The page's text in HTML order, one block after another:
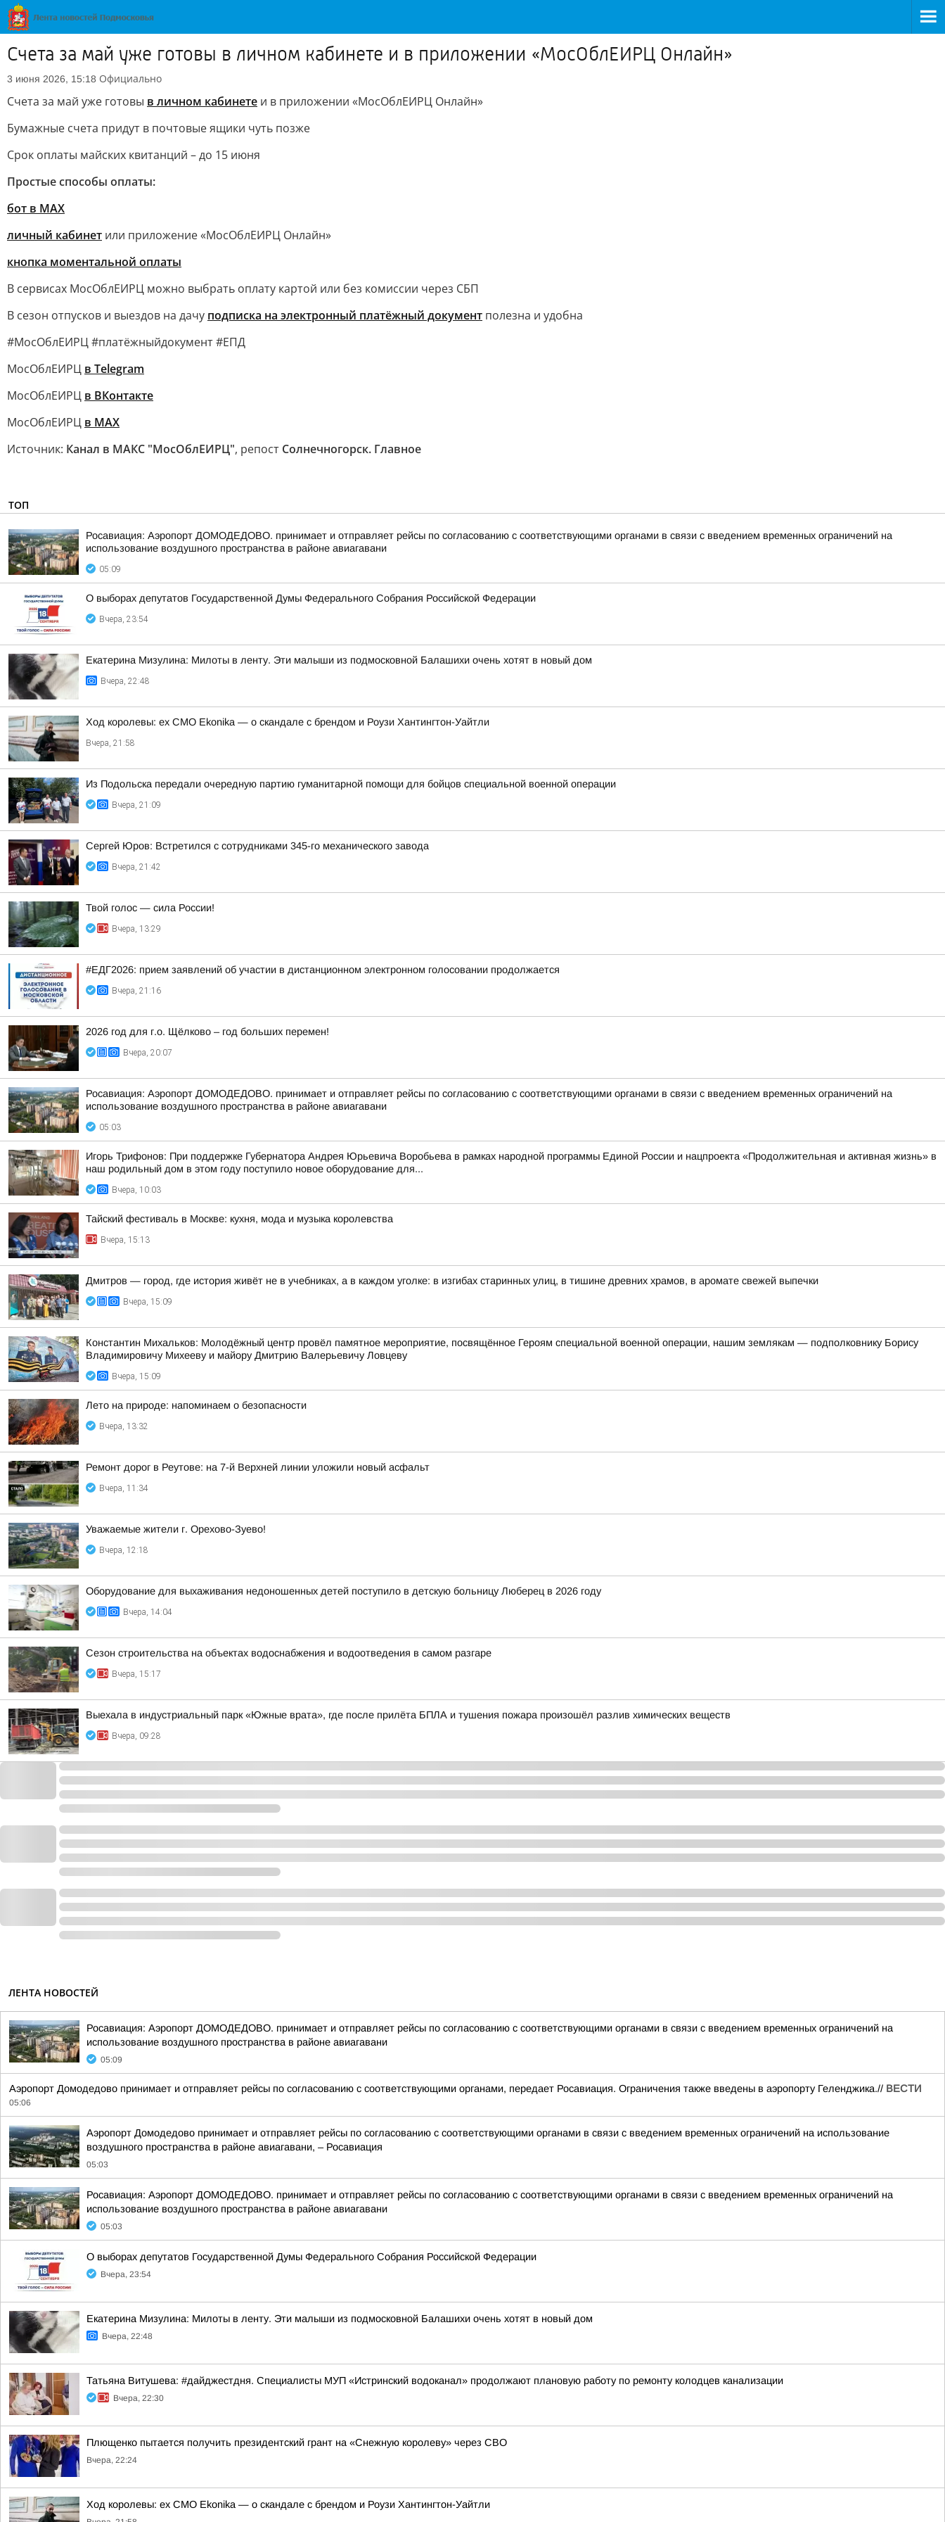
Счета за май уже готовы в личном кабинете и в приложении «МосОблЕИРЦ Онлайн»
3 июня 2026, 15:18 Официально
Счета за май уже готовы в личном кабинете и в приложении «МосОблЕИРЦ Онлайн»
Бумажные счета придут в почтовые ящики чуть позже
Срок оплаты майских квитанций – до 15 июня
Простые способы оплаты:
бот в МАХ
личный кабинет или приложение «МосОблЕИРЦ Онлайн»
кнопка моментальной оплаты
В сервисах МосОблЕИРЦ можно выбрать оплату картой или без комиссии через СБП
В сезон отпусков и выездов на дачу подписка на электронный платёжный документ полезна и удобна
#МосОблЕИРЦ #платёжныйдокумент #ЕПД
МосОблЕИРЦ в Telegram
МосОблЕИРЦ в ВКонтакте
МосОблЕИРЦ в МАХ
Источник: Канал в МАКС "МосОблЕИРЦ", репост Солнечногорск. Главное
ТОП
Росавиация: Аэропорт ДОМОДЕДОВО. принимает и отправляет рейсы по согласованию с соответствующими органами в связи с введением временных ограничений на
использование воздушного пространства в районе авиагавани
05:09
О выборах депутатов Государственной Думы Федерального Собрания Российской Федерации
Вчера, 23:54
Екатерина Мизулина: Милоты в ленту. Эти малыши из подмосковной Балашихи очень хотят в новый дом
Вчера, 22:48
Ход королевы: ex CMO Ekonika — о скандале с брендом и Роузи Хантингтон-Уайтли
Вчера, 21:58
Из Подольска передали очередную партию гуманитарной помощи для бойцов специальной военной операции
Вчера, 21:09
Сергей Юров: Встретился с сотрудниками 345-го механического завода
Вчера, 21:42
Твой голос — сила России!
Вчера, 13:29
#ЕДГ2026: прием заявлений об участии в дистанционном электронном голосовании продолжается
Вчера, 21:16
2026 год для г.о. Щёлково – год больших перемен!
Вчера, 20:07
Росавиация: Аэропорт ДОМОДЕДОВО. принимает и отправляет рейсы по согласованию с соответствующими органами в связи с введением временных ограничений на
использование воздушного пространства в районе авиагавани
05:03
Игорь Трифонов: При поддержке Губернатора Андрея Юрьевича Воробьева в рамках народной программы Единой России и нацпроекта «Продолжительная и активная жизнь» в
наш родильный дом в этом году поступило новое оборудование для...
Вчера, 10:03
Тайский фестиваль в Москве: кухня, мода и музыка королевства
Вчера, 15:13
Дмитров — город, где история живёт не в учебниках, а в каждом уголке: в изгибах старинных улиц, в тишине древних храмов, в аромате свежей выпечки
Вчера, 15:09
Константин Михальков: Молодёжный центр провёл памятное мероприятие, посвящённое Героям специальной военной операции, нашим землякам — подполковнику Борису
Владимировичу Михееву и майору Дмитрию Валерьевичу Ловцеву
Вчера, 15:09
Лето на природе: напоминаем о безопасности
Вчера, 13:32
Ремонт дорог в Реутове: на 7-й Верхней линии уложили новый асфальт
Вчера, 11:34
Уважаемые жители г. Орехово-Зуево!
Вчера, 12:18
Оборудование для выхаживания недоношенных детей поступило в детскую больницу Люберец в 2026 году
Вчера, 14:04
Сезон строительства на объектах водоснабжения и водоотведения в самом разгаре
Вчера, 15:17
Выехала в индустриальный парк «Южные врата», где после прилёта БПЛА и тушения пожара произошёл разлив химических веществ
Вчера, 09:28
ЛЕНТА НОВОСТЕЙ
Росавиация: Аэропорт ДОМОДЕДОВО. принимает и отправляет рейсы по согласованию с соответствующими органами в связи с введением временных ограничений на
использование воздушного пространства в районе авиагавани
05:09
Аэропорт Домодедово принимает и отправляет рейсы по согласованию с соответствующими органами, передает Росавиация. Ограничения также введены в аэропорту Геленджика.// ВЕСТИ
05:06
Аэропорт Домодедово принимает и отправляет рейсы по согласованию с соответствующими органами в связи с введением временных ограничений на использование
воздушного пространства в районе авиагавани, – Росавиация
05:03
Росавиация: Аэропорт ДОМОДЕДОВО. принимает и отправляет рейсы по согласованию с соответствующими органами в связи с введением временных ограничений на
использование воздушного пространства в районе авиагавани
05:03
О выборах депутатов Государственной Думы Федерального Собрания Российской Федерации
Вчера, 23:54
Екатерина Мизулина: Милоты в ленту. Эти малыши из подмосковной Балашихи очень хотят в новый дом
Вчера, 22:48
Татьяна Витушева: #дайджестдня. Специалисты МУП «Истринский водоканал» продолжают плановую работу по ремонту колодцев канализации
Вчера, 22:30
Плющенко пытается получить президентский грант на «Снежную королеву» через СВО
Вчера, 22:24
Ход королевы: ex CMO Ekonika — о скандале с брендом и Роузи Хантингтон-Уайтли